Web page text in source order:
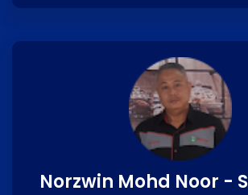
Norzwin Mohd Noor -